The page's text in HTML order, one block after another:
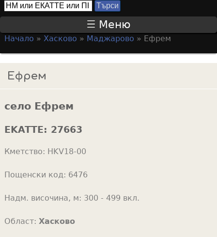
S
e
r
c
h
f
r
m
Т
ъ
с
и
Меню
o
u
r
e
e
Начало » Хасково » Маджарово » Ефрем
Ефрем
село Ефрем
EKATTE: 27663
Кметство: HKV18-00
Пощенски код: 6476
Надм. височина, м: 300 - 499 вкл.
Област: Хасково